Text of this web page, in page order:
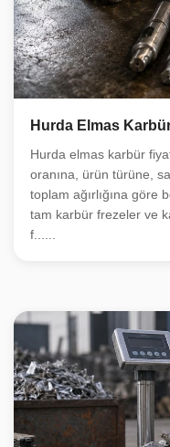
Hurda Elmas
Hurda elmas karbür
oranına, ürün türüne,
toplam ağırlığına göre
tam karbür frezeler ve
f......